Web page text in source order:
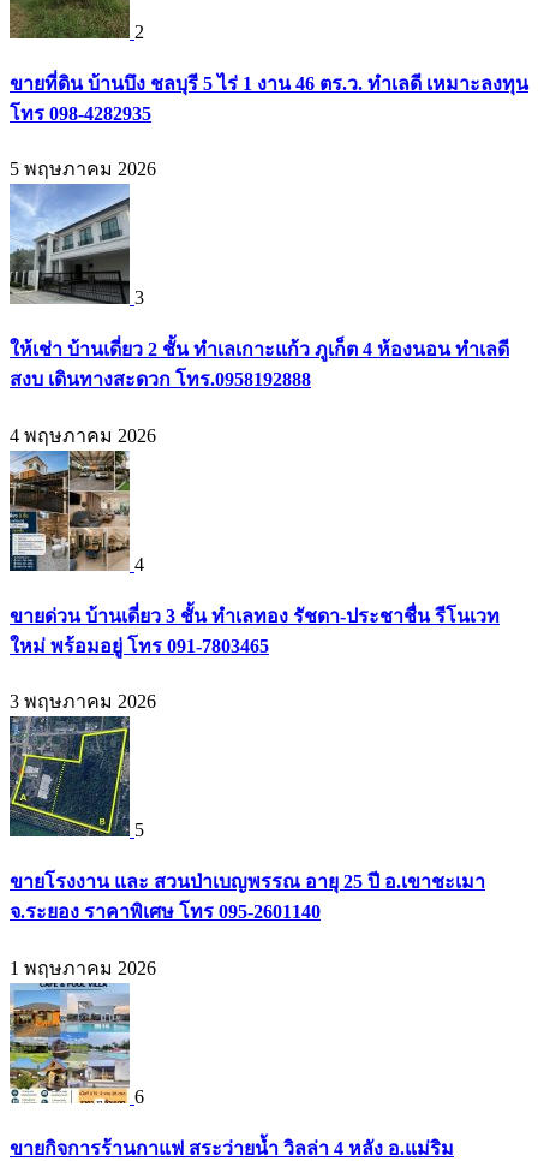
2
ขายที่ดิน บ้านบึง ชลบุรี 5 ไร่ 1 งาน 46 ตร.ว. ทำเลดี เหมาะลงทุน
โทร 098-4282935
5 พฤษภาคม 2026
3
ให้เช่า บ้านเดี่ยว 2 ชั้น ทำเลเกาะแก้ว ภูเก็ต 4 ห้องนอน ทำเลดี
สงบ เดินทางสะดวก โทร.0958192888
4 พฤษภาคม 2026
4
ขายด่วน บ้านเดี่ยว 3 ชั้น ทำเลทอง รัชดา-ประชาชื่น รีโนเวท
ใหม่ พร้อมอยู่ โทร 091-7803465
3 พฤษภาคม 2026
5
ขายโรงงาน และ สวนป่าเบญพรรณ อายุ 25 ปี อ.เขาชะเมา
จ.ระยอง ราคาพิเศษ โทร 095-2601140
1 พฤษภาคม 2026
6
ขายกิจการร้านกาแฟ สระว่ายน้ำ วิลล่า 4 หลัง อ.แม่ริม